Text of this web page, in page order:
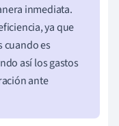
inmediata.
ya que
cuando es
así los gastos
ante